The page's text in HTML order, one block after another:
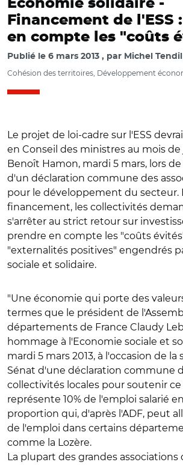
Economie solidaire -
Financement de l'ESS
en compte les "coûts
Publié le 6 mars 2013 par Michel Tendil
Cohésion des territoires, Développement
Le projet de loi-cadre sur l'ESS
en Conseil des ministres au mois
Benoît Hamon, mardi 5 mars, lors
d'un déclaration commune des
pour le développement du secteur.
financement, les collectivités
s'arrêter au strict retour sur
prendre en compte les "coûts
"externalités positives" engendrés
sociale et solidaire.
"Une économie qui porte des
termes que le président de
départements de France Claudy
hommage à l'Economie sociale et
mardi 5 mars 2013, à l'occasion de la
Sénat d'une déclaration commune
collectivités locales pour soutenir
représente 10% de l'emploi salarié
proportion qui, d'après l'ADF, peut
de l'emploi dans certains
comme la Lozère.
La plupart des grandes associations